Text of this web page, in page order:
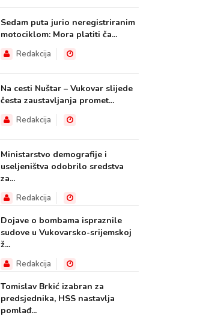
Sedam puta jurio neregistriranim
motociklom: Mora platiti ča...
Redakcija
Na cesti Nuštar – Vukovar slijede
česta zaustavljanja promet...
Redakcija
Ministarstvo demografije i
useljeništva odobrilo sredstva
za...
Redakcija
Dojave o bombama ispraznile
sudove u Vukovarsko-srijemskoj
ž...
Redakcija
Tomislav Brkić izabran za
predsjednika, HSS nastavlja
pomlađ...